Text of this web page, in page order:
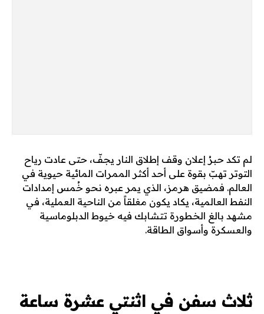
لم تكد حبرُ إعلان وقف إطلاق النار يجفّ، حتى عادت رياح
التوتر تهبّ بقوة على أحد أكثر الممرات المائية حيوية في
العالم. فمضيق هرمز، الذي يمر عبره نحو خُمس إمدادات
النفط العالمية، يكاد يكون مغلقاً من الناحية العملية، في
مشهد بالغ الخطورة تتشابك فيه خيوط الدبلوماسية
والعسكرة وأسواق الطاقة.
ثلاث سفن في اثنتي عشرة ساعة